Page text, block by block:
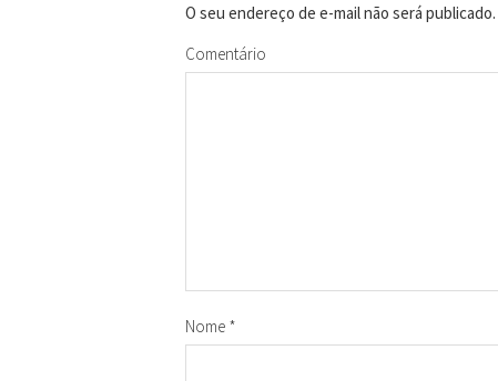
O seu endereço de e-mail não será publicado.
Comentário
Nome *